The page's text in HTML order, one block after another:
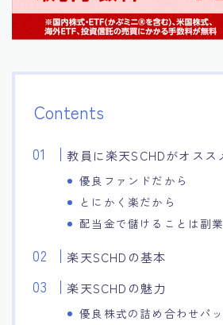
Contents
教員に楽天SCHDがオスス
優良ファンドだから
とにかく楽だから
配当金で儲けることは副
楽天SCHDの基本
楽天SCHDの魅力
優良株式の詰め合わせパ